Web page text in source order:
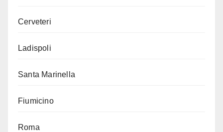
Cerveteri
Ladispoli
Santa Marinella
Fiumicino
Roma